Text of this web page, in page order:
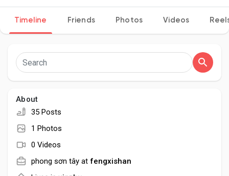
Popular Posts
Discover Posts
Timeline Friends Photos Videos
About
35 Posts
1 Photos
0 Videos
phong sơn tây at fengxishan